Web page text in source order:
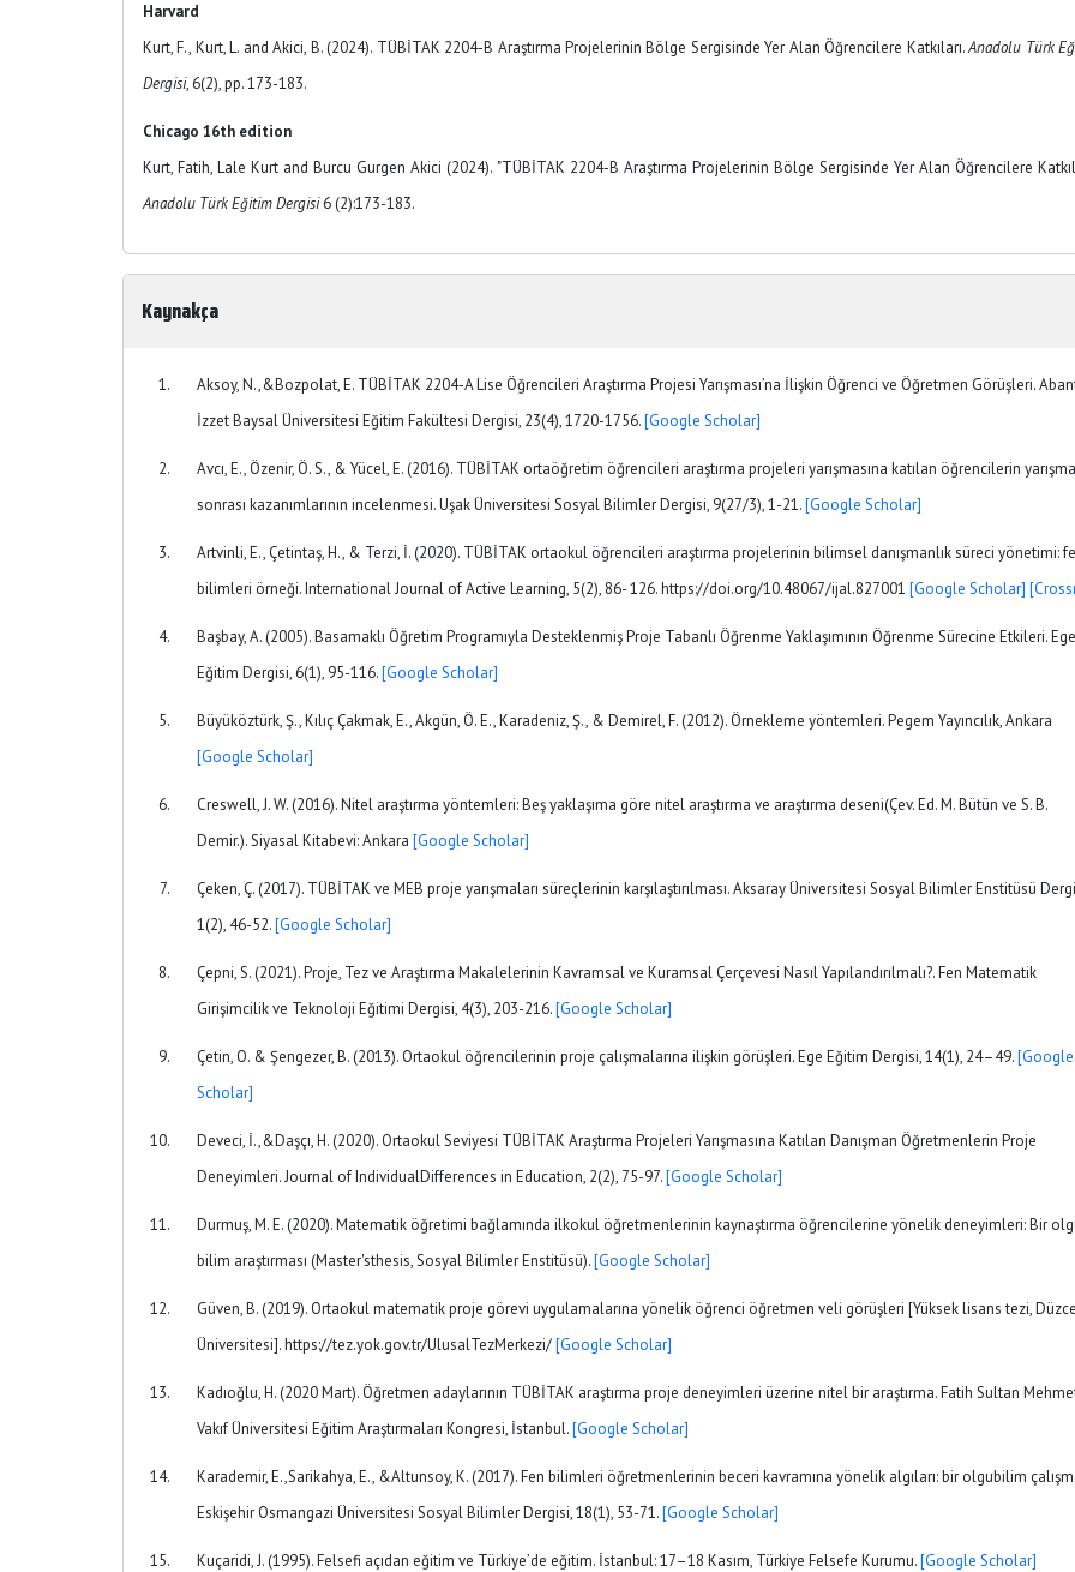
Harvard
Kurt, F., Kurt, L. and Akici, B. (2024). TÜBİTAK 2204-B Araştırma Projelerinin Bölge Sergisinde Yer Alan Öğrencilere Katkıları.Anadolu Türk
Dergisi, 6(2), pp. 173-183.
Chicago 16th edition
Kurt, Fatih, Lale Kurt and Burcu Gurgen Akici (2024). "TÜBİTAK 2204-B Araştırma Projelerinin Bölge Sergisinde Yer Alan Öğrencilere
Anadolu Türk Eğitim Dergisi6 (2):173-183.
Kaynakça
Aksoy, N.,&Bozpolat, E. TÜBİTAK 2204-A Lise Öğrencileri Araştırma Projesi Yarışması’na İlişkin Öğrenci ve Öğretmen Görüşleri.
İzzet Baysal Üniversitesi Eğitim Fakültesi Dergisi, 23(4), 1720-1756.[Google Scholar]
Avcı, E., Özenir, Ö. S., & Yücel, E. (2016). TÜBİTAK ortaöğretim öğrencileri araştırma projeleri yarışmasına katılan öğrencilerin yarışma
sonrası kazanımlarının incelenmesi. Uşak Üniversitesi Sosyal Bilimler Dergisi, 9(27/3), 1-21.[Google Scholar]
Artvinli, E., Çetintaş, H., & Terzi, İ. (2020). TÜBİTAK ortaokul öğrencileri araştırma projelerinin bilimsel danışmanlık süreci yönetimi:
bilimleri örneği. International Journal of Active Learning, 5(2), 86- 126. https://doi.org/10.48067/ijal.827001 [Google Scholar]
Başbay, A. (2005). Basamaklı Öğretim Programıyla Desteklenmiş Proje Tabanlı Öğrenme Yaklaşımının Öğrenme Sürecine Etkileri. Ege
Eğitim Dergisi, 6(1), 95-116.[Google Scholar]
Büyüköztürk, Ş., Kılıç Çakmak, E., Akgün, Ö. E., Karadeniz, Ş., & Demirel, F. (2012). Örnekleme yöntemleri. Pegem Yayıncılık, Ankara
[Google Scholar]
Creswell, J. W. (2016). Nitel araştırma yöntemleri: Beş yaklaşıma göre nitel araştırma ve araştırma deseni(Çev. Ed. M. Bütün ve S. B.
Demir.). Siyasal Kitabevi: Ankara [Google Scholar]
Çeken, Ç. (2017). TÜBİTAK ve MEB proje yarışmaları süreçlerinin karşılaştırılması. Aksaray Üniversitesi Sosyal Bilimler Enstitüsü
1(2), 46-52.[Google Scholar]
Çepni, S. (2021). Proje, Tez ve Araştırma Makalelerinin Kavramsal ve Kuramsal Çerçevesi Nasıl Yapılandırılmalı?. Fen Matematik
Girişimcilik ve Teknoloji Eğitimi Dergisi, 4(3), 203-216.[Google Scholar]
Çetin, O. & Şengezer, B. (2013). Ortaokul öğrencilerinin proje çalışmalarına ilişkin görüşleri. Ege Eğitim Dergisi, 14(1), 24–49.[Google
Scholar]
Deveci, İ.,&Daşçı, H. (2020). Ortaokul Seviyesi TÜBİTAK Araştırma Projeleri Yarışmasına Katılan Danışman Öğretmenlerin Proje
Deneyimleri. Journal of IndividualDifferences in Education, 2(2), 75-97.[Google Scholar]
Durmuş, M. E. (2020). Matematik öğretimi bağlamında ilkokul öğretmenlerinin kaynaştırma öğrencilerine yönelik deneyimleri: Bir
bilim araştırması (Master'sthesis, Sosyal Bilimler Enstitüsü).[Google Scholar]
Güven, B. (2019). Ortaokul matematik proje görevi uygulamalarına yönelik öğrenci öğretmen veli görüşleri [Yüksek lisans tezi, Düzce
Üniversitesi]. https://tez.yok.gov.tr/UlusalTezMerkezi/[Google Scholar]
Kadıoğlu, H. (2020 Mart). Öğretmen adaylarının TÜBİTAK araştırma proje deneyimleri üzerine nitel bir araştırma. Fatih Sultan
Vakıf Üniversitesi Eğitim Araştırmaları Kongresi, İstanbul.[Google Scholar]
Karademir, E.,Sarikahya, E., &Altunsoy, K. (2017). Fen bilimleri öğretmenlerinin beceri kavramına yönelik algıları: bir olgubilim
Eskişehir Osmangazi Üniversitesi Sosyal Bilimler Dergisi, 18(1), 53-71.[Google Scholar]
Kuçaridi, J. (1995). Felsefi açıdan eğitim ve Türkiye’de eğitim. İstanbul: 17–18 Kasım, Türkiye Felsefe Kurumu.[Google Scholar]